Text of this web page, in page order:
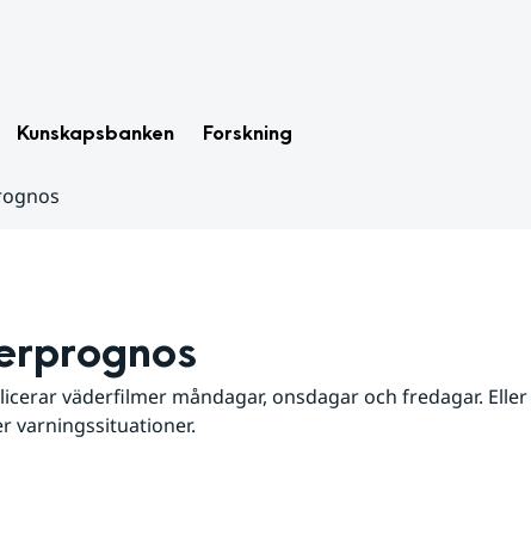
Kunskapsbanken Forskning
väderfilmer måndagar, onsdagar och fredagar.
varningssituationer.